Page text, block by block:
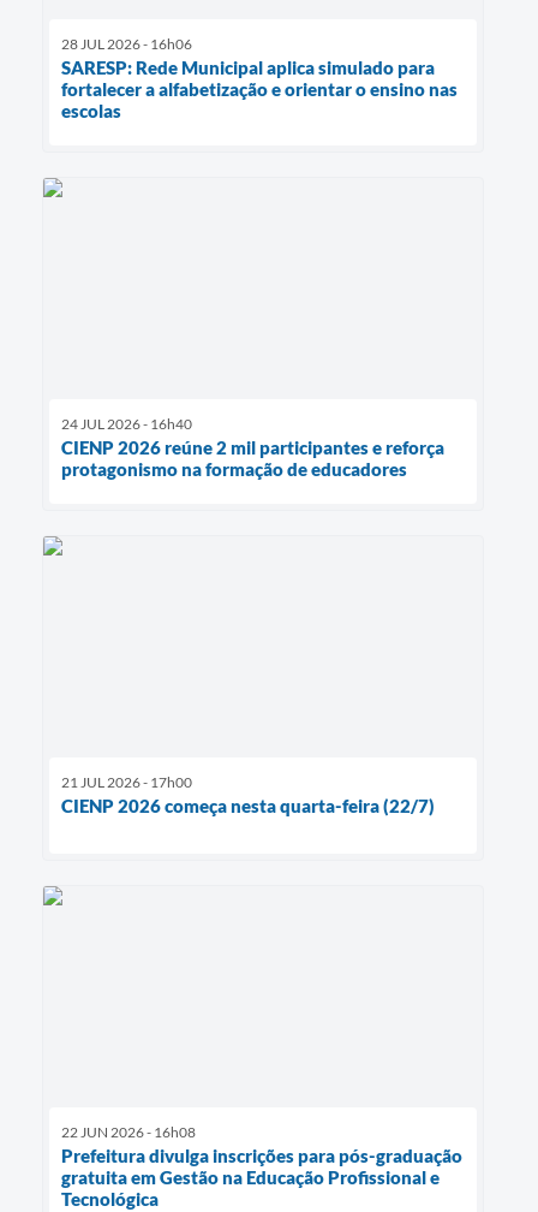
28 JUL 2026 - 16h06
SARESP: Rede Municipal aplica simulado para
fortalecer a alfabetização e orientar o ensino nas
escolas
24 JUL 2026 - 16h40
CIENP 2026 reúne 2 mil participantes e reforça
protagonismo na formação de educadores
21 JUL 2026 - 17h00
CIENP 2026 começa nesta quarta-feira (22/7)
22 JUN 2026 - 16h08
Prefeitura divulga inscrições para pós-graduação
gratuita em Gestão na Educação Profissional e
Tecnológica